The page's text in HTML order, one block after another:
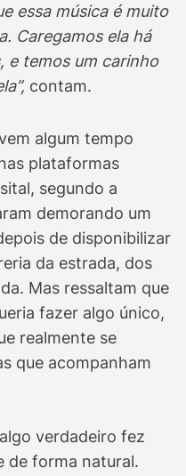
essa música é muito
Caregamos ela há
e temos um carinho
contam.
algum tempo
plataformas
segundo a
demorando um
de disponibilizar
da estrada, dos
Mas ressaltam que
fazer algo único,
realmente se
que acompanham
verdadeiro fez
de forma natural.